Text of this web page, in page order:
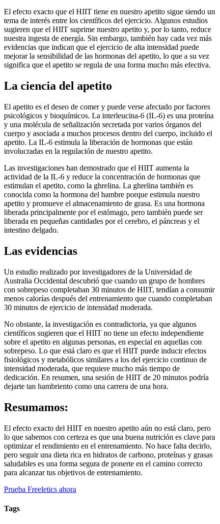
El efecto exacto que el HIIT tiene en nuestro apetito sigue siendo un
tema de interés entre los científicos del ejercicio. Algunos estudios
sugieren que el HIIT suprime nuestro apetito y, por lo tanto, reduce
nuestra ingesta de energía. Sin embargo, también hay cada vez más
evidencias que indican que el ejercicio de alta intensidad puede
mejorar la sensibilidad de las hormonas del apetito, lo que a su vez
significa que el apetito se regula de una forma mucho más efectiva.
La ciencia del apetito
El apetito es el deseo de comer y puede verse afectado por factores
psicológicos y bioquímicos. La interleucina-6 (IL-6) es una proteína
y una molécula de señalización secretada por varios órganos del
cuerpo y asociada a muchos procesos dentro del cuerpo, incluido el
apetito. La IL-6 estimula la liberación de hormonas que están
involucradas en la regulación de nuestro apetito.
Las investigaciones han demostrado que el HIIT aumenta la
actividad de la IL-6 y reduce la concentración de hormonas que
estimulan el apetito, como la ghrelina. La ghrelina también es
conocida como la hormona del hambre porque estimula nuestro
apetito y promueve el almacenamiento de grasa. Es una hormona
liberada principalmente por el estómago, pero también puede ser
liberada en pequeñas cantidades por el cerebro, el páncreas y el
intestino delgado.
Las evidencias
Un estudio realizado por investigadores de la Universidad de
Australia Occidental descubrió que cuando un grupo de hombres
con sobrepeso completaban 30 minutos de HIIT, tendían a consumir
menos calorías después del entrenamiento que cuando completaban
30 minutos de ejercicio de intensidad moderada.
No obstante, la investigación es contradictoria, ya que algunos
científicos sugieren que el HIIT no tiene un efecto independiente
sobre el apetito en algunas personas, en especial en aquellas con
sobrepeso. Lo que está claro es que el HIIT puede inducir efectos
fisiológicos y metabólicos similares a los del ejercicio continuo de
intensidad moderada, que requiere mucho más tiempo de
dedicación. En resumen, una sesión de HIIT de 20 minutos podría
dejarte tan hambriento como una carrera de una hora.
Resumamos:
El efecto exacto del HIIT en nuestro apetito aún no está claro, pero
lo que sabemos con certeza es que una buena nutrición es clave para
optimizar el rendimiento en el entrenamiento. No hace falta decirlo,
pero seguir una dieta rica en hidratos de carbono, proteínas y grasas
saludables es una forma segura de ponerte en el camino correcto
para alcanzar tus objetivos de entrenamiento.
Prueba Freeletics ahora
Tags